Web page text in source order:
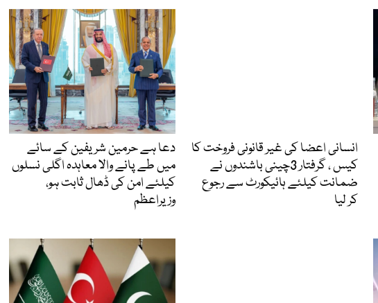
دعا ہے حرمین شریفین کے سائے
میں طے پانے والا معاہدہ اگلی نسلوں
کیلئے امن کی ڈھال ثابت ہو،
وزیراعظم
انسانی اعضا کی غیر قانونی فروخت کا
کیس ، گرفتار 3چینی باشندوں نے
ضمانت کیلئے ہائیکورٹ سے رجوع
کر لیا